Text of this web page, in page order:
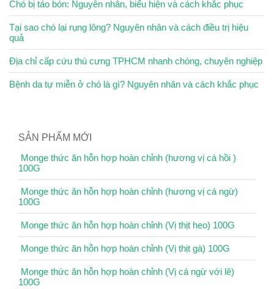
Chó bị táo bón: Nguyên nhân, biểu hiện và cách khắc phục
Tại sao chó lại rụng lông? Nguyên nhân và cách điều trị hiệu
quả
Địa chỉ cấp cứu thú cưng TPHCM nhanh chóng, chuyên nghiệp
Bệnh da tự miễn ở chó là gì? Nguyên nhân và cách khắc phục
SẢN PHẨM MỚI
Monge thức ăn hỗn hợp hoàn chỉnh (hương vị cá hồi )
100G
Monge thức ăn hỗn hợp hoàn chỉnh (hương vị cá ngừ)
100G
Monge thức ăn hỗn hợp hoàn chỉnh (Vị thịt heo) 100G
Monge thức ăn hỗn hợp hoàn chỉnh (Vị thịt gà) 100G
Monge thức ăn hỗn hợp hoàn chỉnh (Vị cá ngừ với lê)
100G